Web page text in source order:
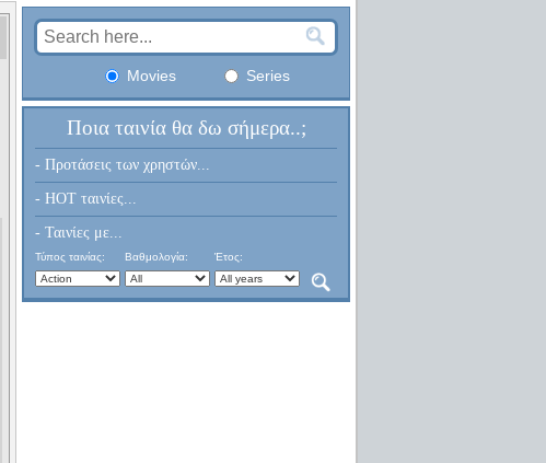
Movies Series
Ποια ταινία θα δω σήμερα..;
- Προτάσεις των χρηστών...
- HOT ταινίες...
- Ταινίες με...
Τύπος ταινίας: Βαθμολογία: Έτος: